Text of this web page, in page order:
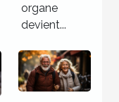
organe
devient...